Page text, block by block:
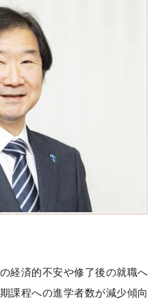
経済的不安や修了後の就職へ
課程への進学者数が減少傾向